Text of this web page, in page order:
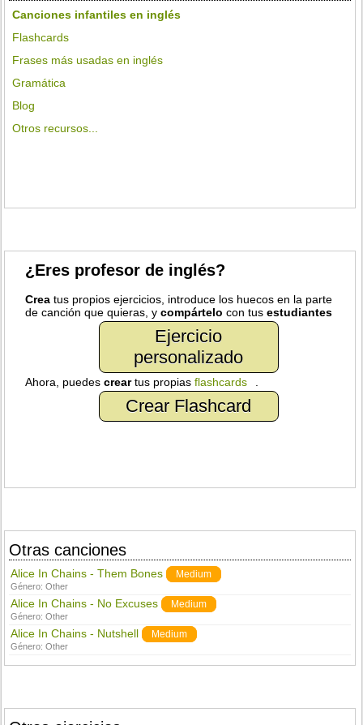
Canciones infantiles en inglés
Flashcards
Frases más usadas en inglés
Gramática
Blog
Otros recursos...
¿Eres profesor de inglés?
Crea tus propios ejercicios, introduce los huecos en la parte
de canción que quieras, ycompártelo con tusestudiantes
Ejercicio
personalizado
Ahora, puedescreartus propiasflashcards
Crear Flashcard
Otras canciones
Alice In Chains - Them Bones Medium
Género:Other
Alice In Chains - No Excuses Medium
Género:Other
Alice In Chains - Nutshell Medium
Género:Other